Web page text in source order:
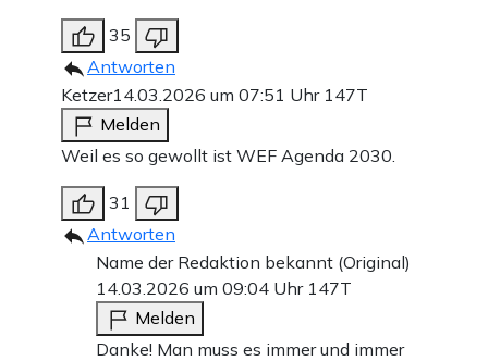
35
Antworten
Ketzer14.03.2026 um 07:51 Uhr 147T
Melden
Weil es so gewollt ist WEF Agenda 2030.
31
Antworten
Name der Redaktion bekannt (Original)
14.03.2026 um 09:04 Uhr 147T
Melden
Danke! Man muss es immer und immer